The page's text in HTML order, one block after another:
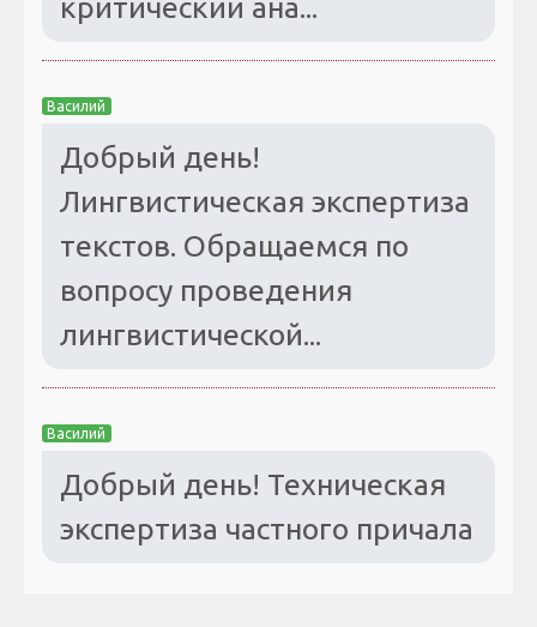
Василий
Добрый день!
Лингвистическая экспертиза
текстов. Обращаемся по
вопросу проведения
лингвистической...
Василий
Добрый день! Техническая
экспертиза частного причала